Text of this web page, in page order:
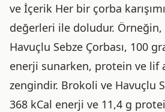
ve İçerik Her bir çorba
değerleri ile doludur. Örneğin,
Havuçlu Sebze Çorbası, 100
enerji sunarken, protein ve lif
zengindir. Brokoli ve Havuçlu
368 kCal enerji ve 11,4 g